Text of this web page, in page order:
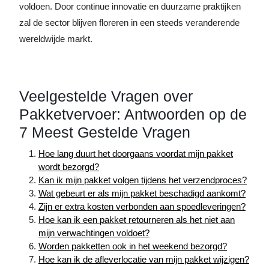
voldoen. Door continue innovatie en duurzame praktijken
zal de sector blijven floreren in een steeds veranderende
wereldwijde markt.
Veelgestelde Vragen over
Pakketvervoer: Antwoorden op de
7 Meest Gestelde Vragen
Hoe lang duurt het doorgaans voordat mijn pakket
wordt bezorgd?
Kan ik mijn pakket volgen tijdens het verzendproces?
Wat gebeurt er als mijn pakket beschadigd aankomt?
Zijn er extra kosten verbonden aan spoedleveringen?
Hoe kan ik een pakket retourneren als het niet aan
mijn verwachtingen voldoet?
Worden pakketten ook in het weekend bezorgd?
Hoe kan ik de afleverlocatie van mijn pakket wijzigen?